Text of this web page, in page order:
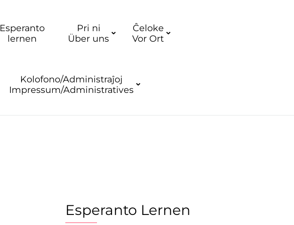
Esperanto
lernen
Pri ni
Über uns
Ĉeloke
Vor Ort
Kolofono/Administraĵoj
Impressum/Administratives
Esperanto Lernen